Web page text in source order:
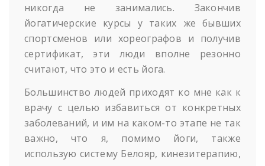
никогда не занимались. Закончив
йогатичерские курсы у таких же бывших
спортсменов или хореографов и получив
сертификат, эти люди вполне резонно
считают, что это и есть йога.
Большинство людей приходят ко мне как к
врачу с целью избавиться от конкретных
заболеваний, и им на каком-то этапе не так
важно, что я, помимо йоги, также
использую систему Белояр, кинезитерапию,